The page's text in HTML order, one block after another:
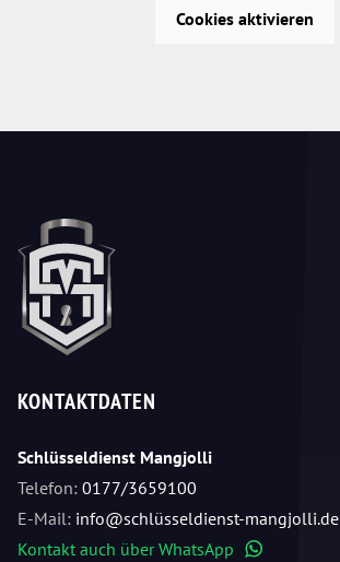
Cookies aktivieren
KONTAKTDATEN
Schlüsseldienst Mangjolli
Telefon: 0177/3659100
E-Mail: info@schlüsseldienst-mangjolli.de
Kontakt auch über WhatsApp